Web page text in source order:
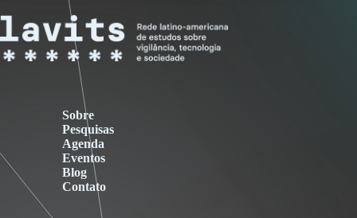
Sobre
Pesquisas
Agenda
Eventos
Blog
Contato